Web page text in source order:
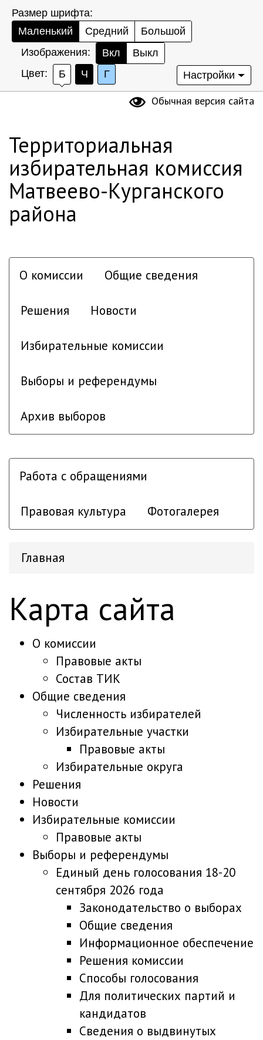
Размер шрифта:
Маленький
Средний
Большой
Изображения:
Вкл
Выкл
Цвет:
Б Ч Г Настройки
Обычная версия сайта
Территориальная
избирательная комиссия
Матвеево-Курганского
района
О комиссии Общие сведения
Решения Новости
Избирательные комиссии
Выборы и референдумы
Архив выборов
Работа с обращениями
Правовая культура Фотогалерея
Главная
Карта сайта
О комиссии
Правовые акты
Состав ТИК
Общие сведения
Численность избирателей
Избирательные участки
Правовые акты
Избирательные округа
Решения
Новости
Избирательные комиссии
Правовые акты
Выборы и референдумы
Единый день голосования 18-20
сентября 2026 года
Законодательство о выборах
Общие сведения
Информационное обеспечение
Решения комиссии
Способы голосования
Для политических партий и
кандидатов
Сведения о выдвинутых